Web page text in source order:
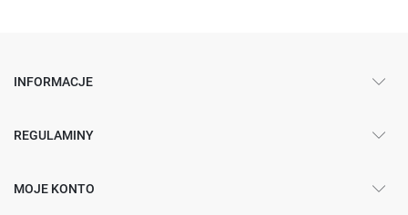
INFORMACJE
REGULAMINY
MOJE KONTO